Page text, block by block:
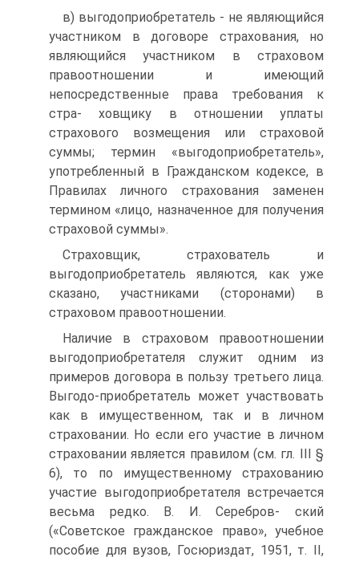
в) выгодоприобретатель - не являющийся
участником в договоре страхования, но
являющийся участником в страховом
правоотношении и имеющий
непосредственные права требования к
стра- ховщику в отношении уплаты
страхового возмещения или страховой
суммы; термин «выгодоприобретатель»,
употребленный в Гражданском кодексе, в
Правилах личного страхования заменен
термином «лицо, назначенное для получения
страховой суммы».
Страховщик, страхователь и
выгодоприобретатель являются, как уже
сказано, участниками (сторонами) в
страховом правоотношении.
Наличие в страховом правоотношении
выгодоприобретателя служит одним из
примеров договора в пользу третьего лица.
Выгодо-приобретатель может участвовать
как в имущественном, так и в личном
страховании. Но если его участие в личном
страховании является правилом (см. гл. III §
6), то по имущественному страхованию
участие выгодоприобретателя встречается
весьма редко. В. И. Серебров- ский
(«Советское гражданское право», учебное
пособие для вузов, Госюриздат, 1951, т. II,